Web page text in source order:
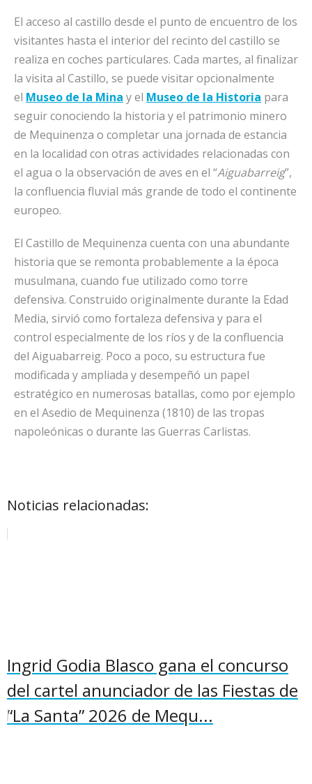
El acceso al castillo desde el punto de encuentro de los
visitantes hasta el interior del recinto del castillo se
realiza en coches particulares. Cada martes, al finalizar
la visita al Castillo, se puede visitar opcionalmente
el Museo de la Mina y el Museo de la Historia para
seguir conociendo la historia y el patrimonio minero
de Mequinenza o completar una jornada de estancia
en la localidad con otras actividades relacionadas con
el agua o la observación de aves en el “Aiguabarreig”,
la confluencia fluvial más grande de todo el continente
europeo.
El Castillo de Mequinenza cuenta con una abundante
historia que se remonta probablemente a la época
musulmana, cuando fue utilizado como torre
defensiva. Construido originalmente durante la Edad
Media, sirvió como fortaleza defensiva y para el
control especialmente de los ríos y de la confluencia
del Aiguabarreig. Poco a poco, su estructura fue
modificada y ampliada y desempeñó un papel
estratégico en numerosas batallas, como por ejemplo
en el Asedio de Mequinenza (1810) de las tropas
napoleónicas o durante las Guerras Carlistas.
Noticias relacionadas:
Ingrid Godia Blasco gana el concurso
del cartel anunciador de las Fiestas de
“La Santa” 2026 de Mequ...